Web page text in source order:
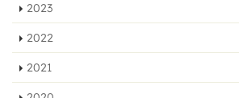
2023
2022
2021